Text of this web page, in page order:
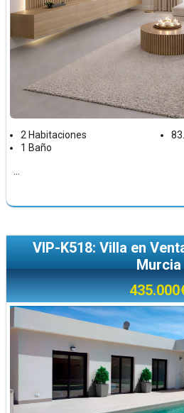
2 Habitaciones
1 Baño
...
VIP-K518: Villa en
Murcia